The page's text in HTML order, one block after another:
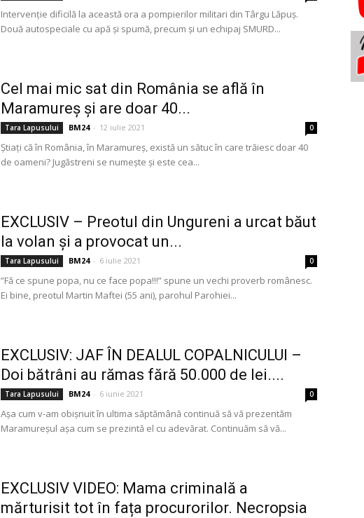
Intervenție dificilă la această ora a pompierilor militari din Târgu Lăpuș.
Două autospeciale cu apă și spumă, precum și un echipaj SMURD...
Cel mai mic sat din România se află în
Maramureş şi are doar 40...
Tara Lapusului BM24 - 12 iulie 2021 0
Ştiaţi că în România, în Maramureş, există un sătuc în care trăiesc doar 40
de oameni? Jugăstreni se numeşte şi este cea...
EXCLUSIV – Preotul din Ungureni a urcat băut
la volan și a provocat un...
Tara Lapusului BM24 - 6 iulie 2021 0
”Fă ce spune popa, nu ce face popa!!!” spune un vechi proverb românesc.
Ei bine, preotul Martin Maftei (55 ani), parohul Parohiei...
EXCLUSIV: JAF ÎN DEALUL COPALNICULUI –
Doi bătrâni au rămas fără 50.000 de lei....
Tara Lapusului BM24 - 6 iunie 2021 0
Așa cum v-am obișnuit în ultima săptămână continuă să vă prezentăm
Maramureșul așa cum se prezintă el cu adevărat. Continuăm să vă...
EXCLUSIV VIDEO: Mama criminală a
mărturisit tot în fața procurorilor. Necropsia